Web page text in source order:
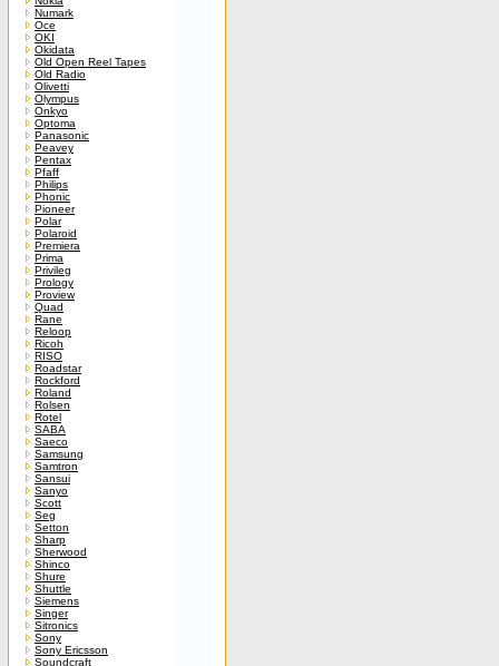
Numark
Oce
OKI
Okidata
Old Open Reel Tapes
Old Radio
Olivetti
Olympus
Onkyo
Optoma
Panasonic
Peavey
Pentax
Pfaff
Philips
Phonic
Pioneer
Polar
Polaroid
Premiera
Prima
Privileg
Prology
Proview
Quad
Rane
Reloop
Ricoh
RISO
Roadstar
Rockford
Roland
Rolsen
Rotel
SABA
Saeco
Samsung
Samtron
Sansui
Sanyo
Scott
Seg
Setton
Sharp
Sherwood
Shinco
Shure
Shuttle
Siemens
Singer
Sitronics
Sony
Sony Ericsson
Soundcraft